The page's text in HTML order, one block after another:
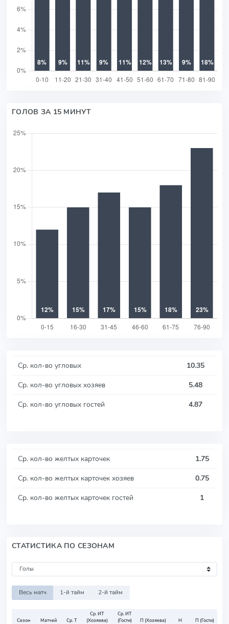
ГОЛОВ ЗА 15 МИНУТ
Ср. кол-во угловых
10.35
Ср. кол-во угловых хозяев
5.48
Ср. кол-во угловых гостей
4.87
Ср. кол-во желтых карточек
1.75
Ср. кол-во желтых карточек хозяев
0.75
Ср. кол-во желтых карточек гостей
1
СТАТИСТИКА ПО СЕЗОНАМ
Весь матч 1-й тайм 2-й тайм
Сезон Матчей Ср. Т
Ср. ИТ
(Хозяева)
Ср. ИТ
(Гости)
П (Хозяева) Н
П (Гости)